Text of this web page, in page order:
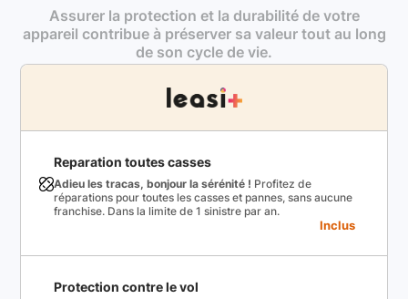
Assurer la protection et la durabilité de votre
appareil contribue à préserver sa valeur tout au long
de son cycle de vie.
Reparation toutes casses
Adieu les tracas, bonjour la sérénité ! Profitez de
réparations pour toutes les casses et pannes, sans aucune
franchise. Dans la limite de 1 sinistre par an.
Inclus
Protection contre le vol